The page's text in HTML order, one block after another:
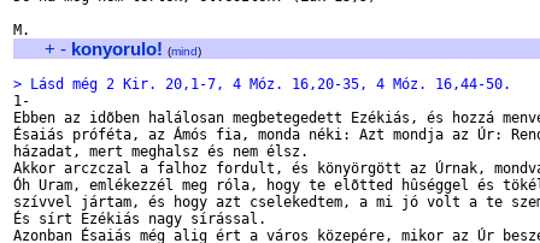
+ - konyorulo! (mind)
> Lásd még 2 Kir. 20,1-7, 4 Móz. 16,20-35, 4 Móz. 16,44-50.
1-
Ebben az idõben halálosan megbetegedett Ezékiás, és hozzá
Ésaiás próféta, az Ámós fia, monda néki: Azt mondja az Úr:
házadat, mert meghalsz és nem élsz.
Akkor arczczal a falhoz fordult, és könyörgött az Úrnak,
Óh Uram, emlékezzél meg róla, hogy te elõtted hûséggel és
szívvel jártam, és hogy azt cselekedtem, a mi jó volt a te
És sírt Ezékiás nagy sírással.
Azonban Ésaiás még alig ért a város közepére, mikor az Úr